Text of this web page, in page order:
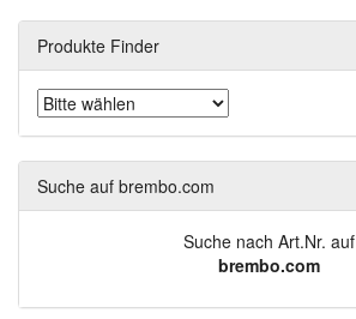
Produkte Finder
Suche auf brembo.com
Suche nach Art.Nr. auf
brembo.com